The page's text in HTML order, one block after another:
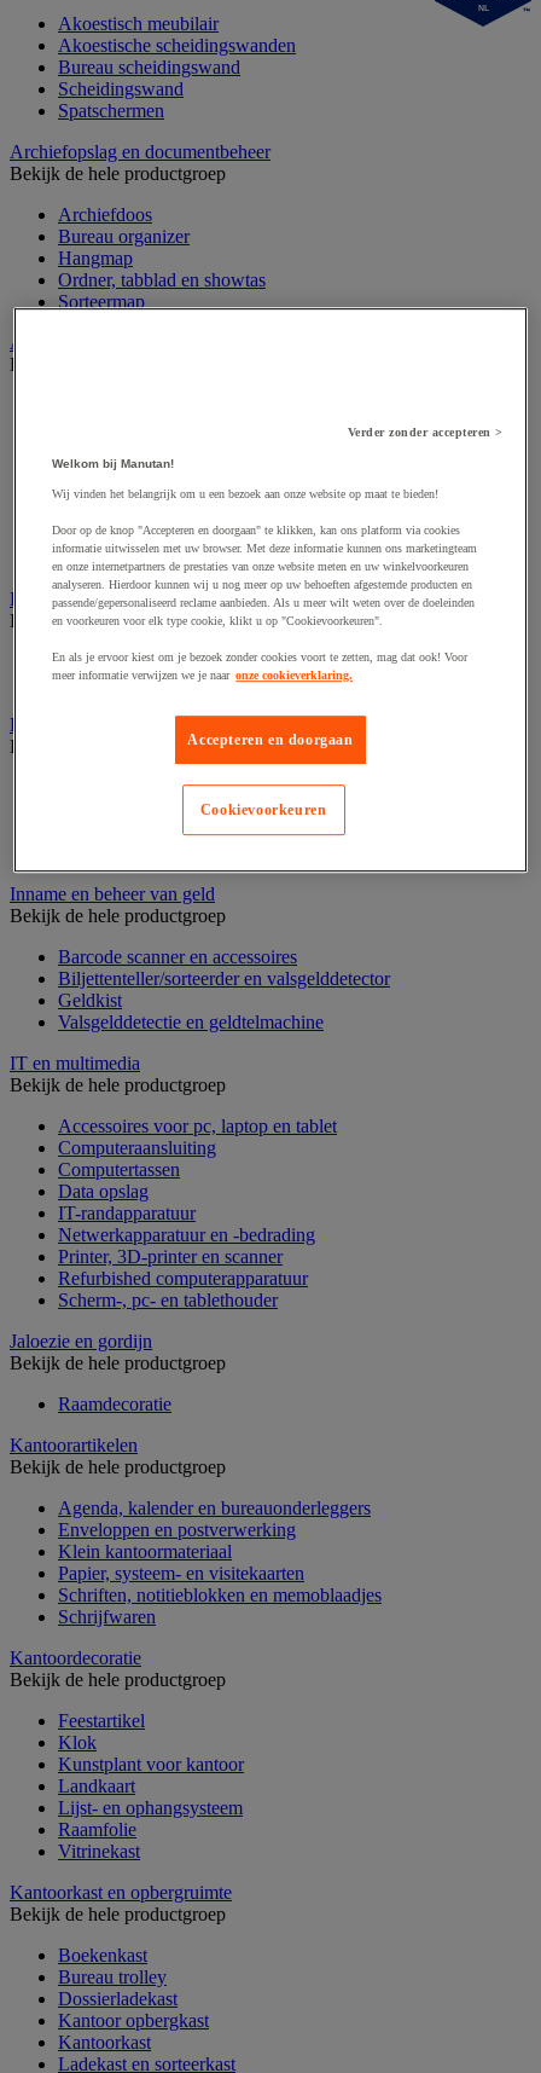
Akoestisch meubilair
Akoestische scheidingswanden
Bureau scheidingswand
Scheidingswand
Spatschermen
Archiefopslag en documentbeheer
Bekijk de hele productgroep
Archiefdoos
Bureau organizer
Hangmap
Ordner, tabblad en showtas
Sorteermap
Audiovisueel
Bekijk de hele productgroep
Fotocamera, videocamera en verrekijker
Professionele audio en geluidsopname
Studioverlichting en accessoires
Tv, dvd-speler en Blu-ray
Bewegwijzering en aanduidingsborden
Bekijk de hele productgroep
Deurnaambord
Pictogram
Folderrek en -houder
Bekijk de hele productgroep
Tafel folderstandaard
Inname en beheer van geld
Bekijk de hele productgroep
Barcode scanner en accessoires
Biljettenteller/sorteerder en valsgelddetector
Geldkist
Valsgelddetectie en geldtelmachine
IT en multimedia
Bekijk de hele productgroep
Accessoires voor pc, laptop en tablet
Computeraansluiting
Computertassen
Data opslag
IT-randapparatuur
Netwerkapparatuur en -bedrading
Printer, 3D-printer en scanner
Refurbished computerapparatuur
Scherm-, pc- en tablethouder
Jaloezie en gordijn
Bekijk de hele productgroep
Raamdecoratie
Kantoorartikelen
Bekijk de hele productgroep
Agenda, kalender en bureauonderleggers
Enveloppen en postverwerking
Klein kantoormateriaal
Papier, systeem- en visitekaarten
Schriften, notitieblokken en memoblaadjes
Schrijfwaren
Kantoordecoratie
Bekijk de hele productgroep
Feestartikel
Klok
Kunstplant voor kantoor
Landkaart
Lijst- en ophangsysteem
Raamfolie
Vitrinekast
Kantoorkast en opbergruimte
Bekijk de hele productgroep
Boekenkast
Bureau trolley
Dossierladekast
Kantoor opbergkast
Kantoorkast
Ladekast en sorteerkast
NL
Verder zonder accepteren >
Welkom bij Manutan!
Wij vinden het belangrijk om u een bezoek aan onze website op maat te bieden!
Door op de knop "Accepteren en doorgaan" te klikken, kan ons platform via cookies
informatie uitwisselen met uw browser. Met deze informatie kunnen ons marketingteam
en onze internetpartners de prestaties van onze website meten en uw winkelvoorkeuren
analyseren. Hierdoor kunnen wij u nog meer op uw behoeften afgestemde producten en
passende/gepersonaliseerd reclame aanbieden. Als u meer wilt weten over de doeleinden
en voorkeuren voor elk type cookie, klikt u op "Cookievoorkeuren".
En als je ervoor kiest om je bezoek zonder cookies voort te zetten, mag dat ook! Voor
meer informatie verwijzen we je naar onze cookieverklaring.
Accepteren en doorgaan
Cookievoorkeuren